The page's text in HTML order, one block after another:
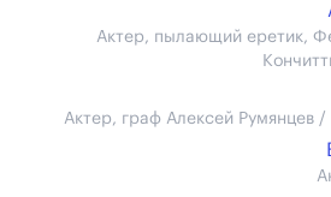
Актер, пылающий еретик,
Актер, граф Алексей Румянцев